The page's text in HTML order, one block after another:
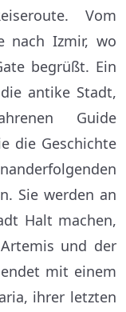
Vom
nach Izmir, wo
begrüßt. Ein
antike Stadt,
Guide
die Geschichte
Sie werden an
Halt machen,
und der
mit einem
ihrer letzten